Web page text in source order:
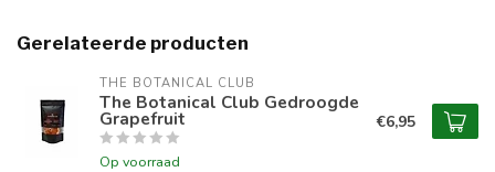
Gerelateerde producten
THE BOTANICAL CLUB
The Botanical Club Gedroogde
Grapefruit
Op voorraad
€6,95